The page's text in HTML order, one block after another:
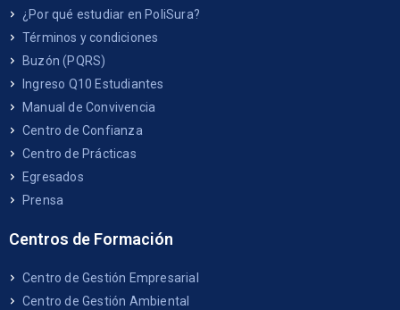
¿Por qué estudiar en PoliSura?
Términos y condiciones
Buzón (PQRS)
Ingreso Q10 Estudiantes
Manual de Convivencia
Centro de Confianza
Centro de Prácticas
Egresados
Prensa
Centros de Formación
Centro de Gestión Empresarial
Centro de Gestión Ambiental